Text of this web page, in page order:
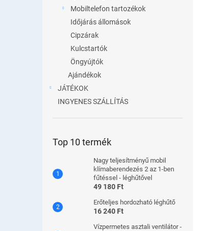
Mobiltelefon tartozékok
Időjárás állomások
Cipzárak
Kulcstartók
Öngyújtók
Ajándékok
JÁTÉKOK
INGYENES SZÁLLÍTÁS
Top 10 termék
Nagy teljesítményű mobil
klímaberendezés 2 az 1-ben
fűtéssel - léghűtővel
49 180 Ft
Erőteljes hordozható léghűtő
16 240 Ft
Vízpermetes asztali ventilátor -